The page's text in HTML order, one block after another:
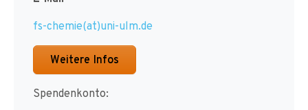
fs-chemie(at)uni-ulm.de
Weitere Infos
Spendenkonto: